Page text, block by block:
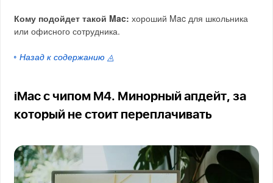
Кому подойдет такой Mac: хороший Mac для школьника
или офисного сотрудника.
◦ Назад к содержанию ◬
iMac с чипом M4. Минорный апдейт, за
который не стоит переплачивать